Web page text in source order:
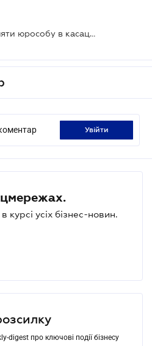
Верховний суд: представляти юрособу в касаційному суді може керівник або адвокат
увійти
курсі усіх бізнес-новин.
digest про ключові події бізнесу